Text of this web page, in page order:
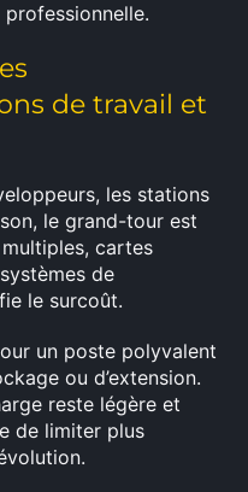
de travail et
les stations
le grand-tour est
multiples, cartes
de
le surcoût.
un poste polyvalent
ou d’extension.
reste légère et
de limiter plus